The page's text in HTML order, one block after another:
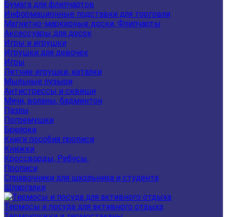
Бумага для флипчартов
Информационные подставки для торговли
Магнитно-маркерные доски, Флипчарты
Аксессуары для досок
Игры и игрушки
Игрушки для девочек
Игры
Летние игрушки, каталки
Мыльные пузыри
Антистрессы и сквиши
Мячи, воланы, бадминтон
Пазлы
Погремушки
Брелоки
Книги пособия прописи
Книжки
Кроссворды, Ребусы.
Прописи
Справочники для школьника и студента
Шпаргалки
Термосы и посуда для активного отдыха